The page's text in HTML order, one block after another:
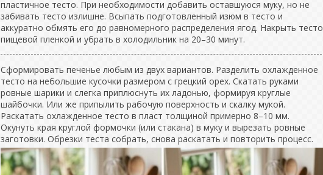
пластичное тесто. При необходимости добавить оставшуюся муку, но не
забивать тесто излишне. Всыпать подготовленный изюм в тесто и
аккуратно обмять его до равномерного распределения ягод. Накрыть тесто
пищевой пленкой и убрать в холодильник на 20–30 минут.
Сформировать печенье любым из двух вариантов. Разделить охлажденное
тесто на небольшие кусочки размером с грецкий орех. Скатать руками
ровные шарики и слегка приплюснуть их ладонью, формируя круглые
шайбочки. Или же припылить рабочую поверхность и скалку мукой.
Раскатать охлажденное тесто в пласт толщиной примерно 8–10 мм.
Окунуть края круглой формочки (или стакана) в муку и вырезать ровные
заготовки. Обрезки теста собрать, снова раскатать и повторить процесс.